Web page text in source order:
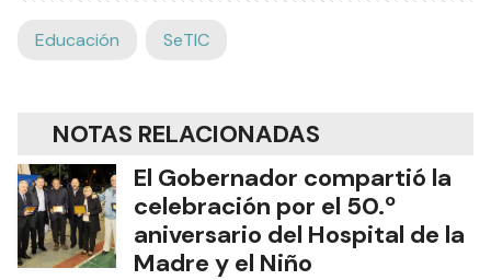
Educación SeTIC
NOTAS RELACIONADAS
El Gobernador compartió la
celebración por el 50.º
aniversario del Hospital de la
Madre y el Niño